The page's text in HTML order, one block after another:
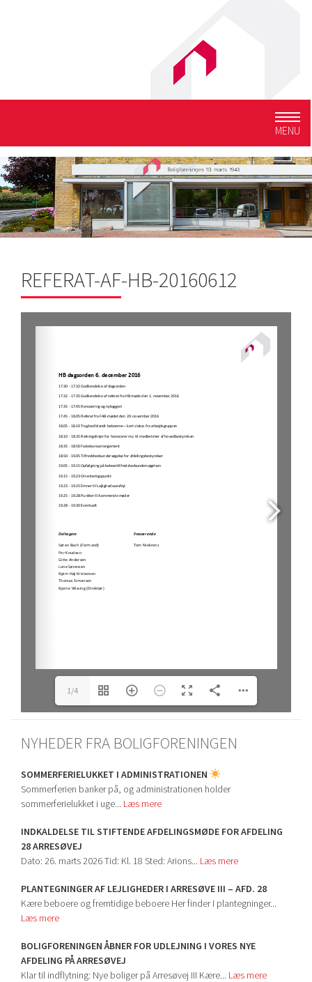
MENU
REFERAT-AF-HB-20160612
1/4
NYHEDER FRA BOLIGFORENINGEN
SOMMERFERIELUKKET I ADMINISTRATIONEN
Sommerferien banker på, og administrationen holder
sommerferielukket i uge... Læs mere
INDKALDELSE TIL STIFTENDE AFDELINGSMØDE FOR AFDELING
28 ARRESØVEJ
Dato: 26. marts 2026 Tid: Kl. 18 Sted: Arions... Læs mere
PLANTEGNINGER AF LEJLIGHEDER I ARRESØVE III – AFD. 28
Kære beboere og fremtidige beboere Her finder I plantegninger...
Læs mere
BOLIGFORENINGEN ÅBNER FOR UDLEJNING I VORES NYE
AFDELING PÅ ARRESØVEJ
Klar til indflytning: Nye boliger på Arresøvej III Kære... Læs mere